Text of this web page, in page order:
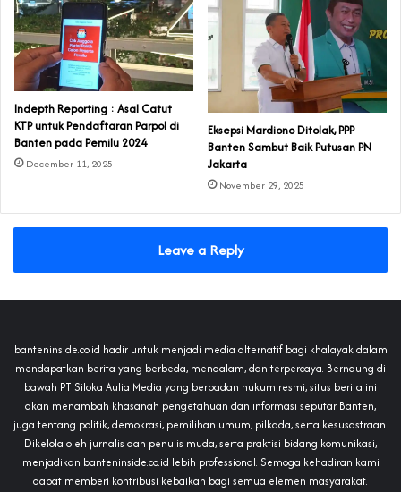
Indepth Reporting : Asal Catut
KTP untuk Pendaftaran Parpol di
Banten pada Pemilu 2024
December 11, 2025
Eksepsi Mardiono Ditolak, PPP
Banten Sambut Baik Putusan PN
Jakarta
November 29, 2025
Leave a Reply
banteninside.co.id hadir untuk menjadi media alternatif bagi khalayak dalam
mendapatkan berita yang berbeda, mendalam, dan terpercaya. Bernaung di
bawah PT Siloka Aulia Media yang berbadan hukum resmi, situs berita ini
akan menambah khasanah pengetahuan dan informasi seputar Banten,
juga tentang politik, demokrasi, pemilihan umum, pilkada, serta kesusastraan.
Dikelola oleh jurnalis dan penulis muda, serta praktisi bidang komunikasi,
menjadikan banteninside.co.id lebih professional. Semoga kehadiran kami
dapat memberi kontribusi kebaikan bagi semua elemen masyarakat.